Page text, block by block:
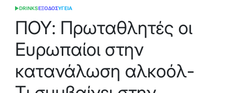
POSTED
DRINKSΕΞΟΔΟΣΥΓΕΙΑ
ΠΟΥ: Πρωταθλητές οι
Ευρωπαίοι στην
κατανάλωση αλκοόλ-